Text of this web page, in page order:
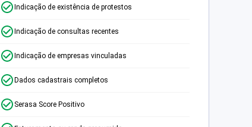
Indicação de existência de protestos
Indicação de consultas recentes
Indicação de empresas vinculadas
Dados cadastrais completos
Serasa Score Positivo